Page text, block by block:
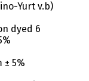
Yurt v.b)
dyed 6
± 5%